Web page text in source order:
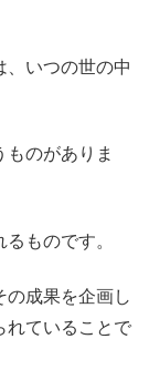
、いつの世の中
のがありま
ものです。
の成果を企画し
れていることで